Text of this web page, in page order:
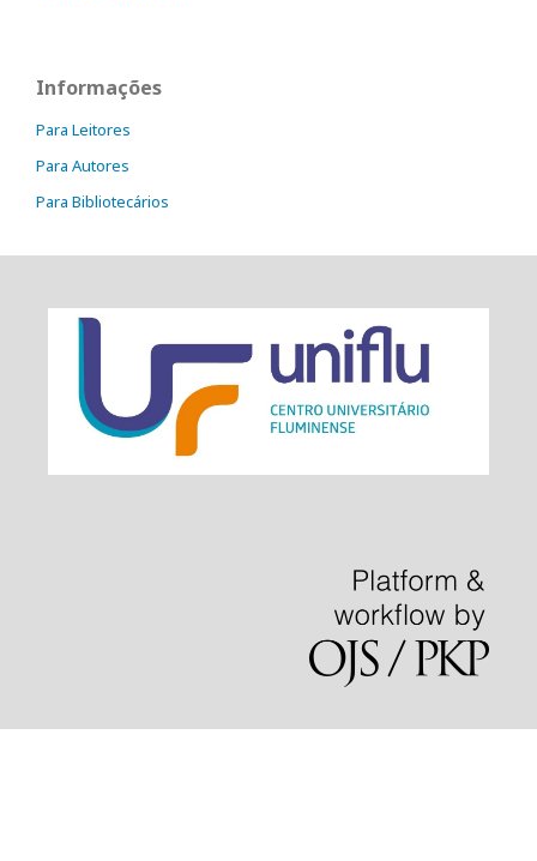
Informações
Para Leitores
Para Autores
Para Bibliotecários